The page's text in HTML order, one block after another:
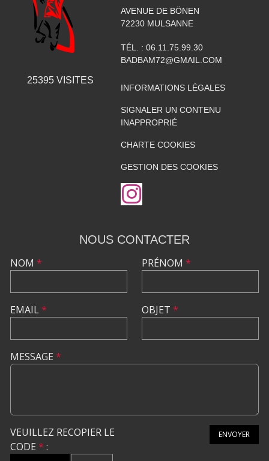
25395VISITES
AVENUE DE BÖNEN
72230 MULSANNE
TÉL. : 06.11.75.99.30
BADBAM72@GMAIL.COM
INFORMATIONS LÉGALES
SIGNALER UN CONTENU
INAPPROPRIÉ
CHARTE COOKIES
GESTION DES COOKIES
NOUS CONTACTER
NOM *
EMAIL*
PRÉNOM *
OBJET *
MESSAGE *
VEUILLEZ RECOPIER LE
CODE * :
ENVOYER